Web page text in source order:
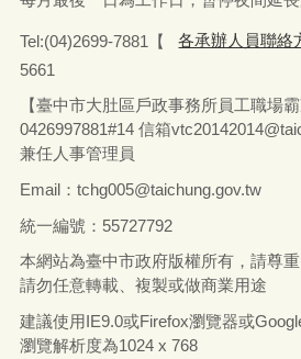
Tel:(04)2699-7881【 各承辦人員聯絡
5661
【臺中市大肚區戶政事務所員工職場霸
0426997881#14 信箱
兼任人事管理員
Email：tchg005@taichung.gov.tw
統一編號：55727792
本網站為臺中市政府版權所有，請尊
請勿任意轉載、複製或做商業用途
建議使用IE9.0或Firefox瀏覽器或
瀏覽解析度為1024 x 768